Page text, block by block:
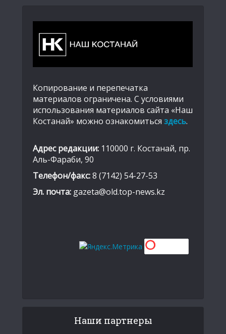
Копирование и перепечатка
материалов ограничена. С условиями
использования материалов сайта «Наш
Костанай» можно ознакомиться здесь.
Адрес редакции: 110000 г. Костанай, пр.
Аль-Фараби, 90
Телефон/факс:8 (7142) 54-27-53
Эл. почта: gazeta@old.top-news.kz
Наши партнеры